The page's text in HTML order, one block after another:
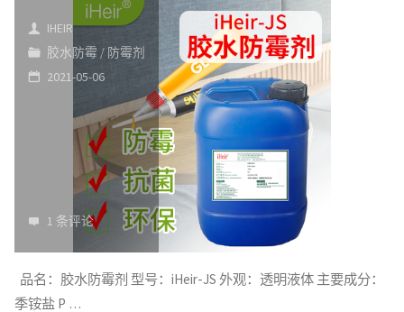
iHeir-
YQ
漆
防
霉
剂"
IHEIR
胶水防霉 / 防霉剂
2021-05-06
1 条评论
品名：胶水防霉剂 型号：iHeir-JS 外观：透明液体 主要成分：
季铵盐 P …